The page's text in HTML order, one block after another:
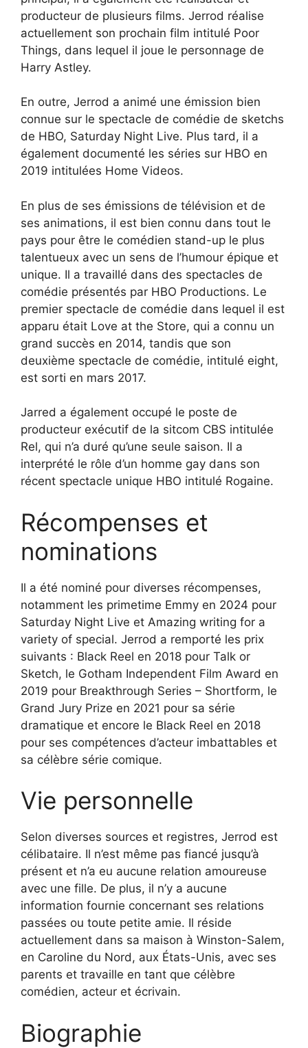
producteur de plusieurs films. Jerrod réalise
actuellement son prochain film intitulé Poor
Things, dans lequel il joue le personnage de
Harry Astley.
En outre, Jerrod a animé une émission bien
connue sur le spectacle de comédie de sketchs
de HBO, Saturday Night Live. Plus tard, il a
également documenté les séries sur HBO en
2019 intitulées Home Videos.
En plus de ses émissions de télévision et de
ses animations, il est bien connu dans tout le
pays pour être le comédien stand-up le plus
talentueux avec un sens de l’humour épique et
unique. Il a travaillé dans des spectacles de
comédie présentés par HBO Productions. Le
premier spectacle de comédie dans lequel il est
apparu était Love at the Store, qui a connu un
grand succès en 2014, tandis que son
deuxième spectacle de comédie, intitulé eight,
est sorti en mars 2017.
Jarred a également occupé le poste de
producteur exécutif de la sitcom CBS intitulée
Rel, qui n’a duré qu’une seule saison. Il a
interprété le rôle d’un homme gay dans son
récent spectacle unique HBO intitulé Rogaine.
Récompenses et
nominations
Il a été nominé pour diverses récompenses,
notamment les primetime Emmy en 2024 pour
Saturday Night Live et Amazing writing for a
variety of special. Jerrod a remporté les prix
suivants : Black Reel en 2018 pour Talk or
Sketch, le Gotham Independent Film Award en
2019 pour Breakthrough Series – Shortform, le
Grand Jury Prize en 2021 pour sa série
dramatique et encore le Black Reel en 2018
pour ses compétences d’acteur imbattables et
sa célèbre série comique.
Vie personnelle
Selon diverses sources et registres, Jerrod est
célibataire. Il n’est même pas fiancé jusqu’à
présent et n’a eu aucune relation amoureuse
avec une fille. De plus, il n’y a aucune
information fournie concernant ses relations
passées ou toute petite amie. Il réside
actuellement dans sa maison à Winston-Salem,
en Caroline du Nord, aux États-Unis, avec ses
parents et travaille en tant que célèbre
comédien, acteur et écrivain.
Biographie